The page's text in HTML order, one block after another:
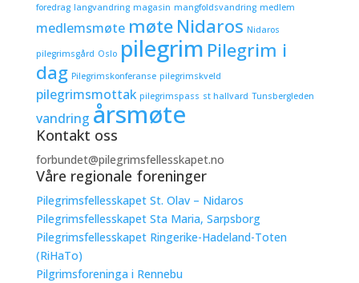
foredrag langvandring magasin mangfoldsvandring medlem
medlemsmøte møte Nidaros Nidaros
pilegrimsgård Oslo pilegrim Pilegrim i
dag Pilegrimskonferanse pilegrimskveld
pilegrimsmottak pilegrimspass st hallvard Tunsbergleden
vandring årsmøte
Kontakt oss
forbundet@pilegrimsfellesskapet.no
Våre regionale foreninger
Pilegrimsfellesskapet St. Olav – Nidaros
Pilegrimsfellesskapet Sta Maria, Sarpsborg
Pilegrimsfellesskapet Ringerike-Hadeland-Toten
(RiHaTo)
Pilgrimsforeninga i Rennebu